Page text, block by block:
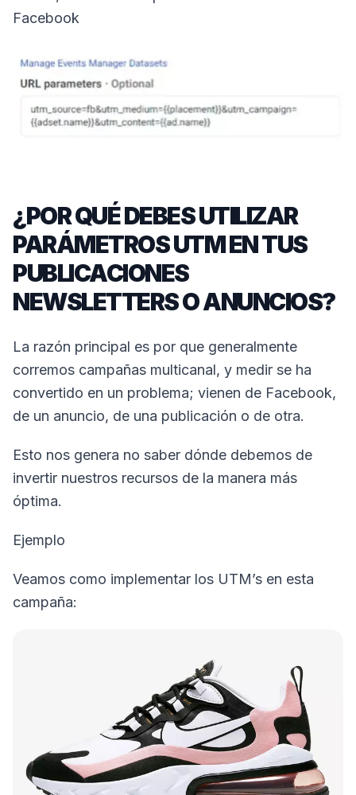
Facebook
¿POR QUÉ DEBES UTILIZAR
PARÁMETROS UTM EN TUS
PUBLICACIONES
NEWSLETTERS O ANUNCIOS?
La razón principal es por que generalmente
corremos campañas multicanal, y medir se ha
convertido en un problema; vienen de Facebook,
de un anuncio, de una publicación o de otra.
Esto nos genera no saber dónde debemos de
invertir nuestros recursos de la manera más
óptima.
Ejemplo
Veamos como implementar los UTM’s en esta
campaña: